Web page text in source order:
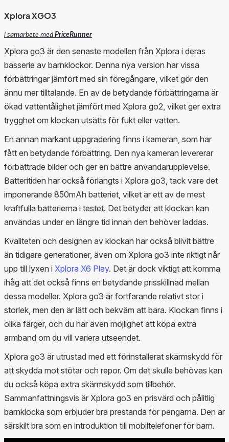
Xplora XGO3
i samarbete med PriceRunner
Xplora go3 är den senaste modellen från Xplora i deras
basserie av barnklockor. Denna nya version har vissa
förbättringar jämfört med sin föregångare, vilket gör den
ännu mer tilltalande. En av de betydande förbättringarna är
ökad vattentålighet jämfört med Xplora go2, vilket ger extra
trygghet om klockan utsätts för fukt eller vatten.
En annan markant uppgradering finns i kameran, som har
fått en betydande förbättring. Den nya kameran levererar
förbättrade bilder och ger en bättre användarupplevelse.
Batteritiden har också förlängts i Xplora go3, tack vare det
imponerande 850mAh batteriet, vilket är ett av de mest
kraftfulla batterierna i testet. Det betyder att klockan kan
användas under en längre tid innan den behöver laddas.
Kvaliteten och designen av klockan har också blivit bättre
än tidigare generationer, även om Xplora go3 inte riktigt når
upp till lyxen i Xplora X6 Play. Det är dock viktigt att komma
ihåg att det också finns en betydande prisskillnad mellan
dessa modeller. Xplora go3 är fortfarande relativt stor i
storlek, men den är lätt och bekväm att bära. Klockan finns i
olika färger, och du har även möjlighet att köpa extra
armband om du vill variera utseendet.
Xplora go3 är utrustad med ett förinstallerat skärmskydd för
att skydda mot stötar och repor. Om det skulle behövas kan
du också köpa extra skärmskydd som tillbehör.
Sammanfattningsvis är Xplora go3 en prisvärd och pålitlig
barnklocka som erbjuder bra prestanda för pengarna. Den är
särskilt bra som en introduktion till mobiltelefoner för barn.